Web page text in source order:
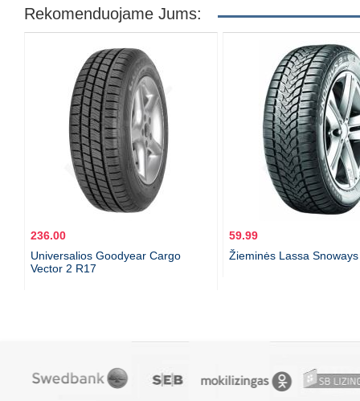
Rekomenduojame Jums:
236.00
Universalios Goodyear Cargo
Vector 2 R17
59.99
Žieminės Lassa